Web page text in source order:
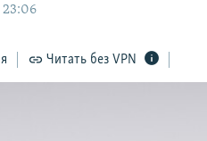
23:06
Читать без VPN